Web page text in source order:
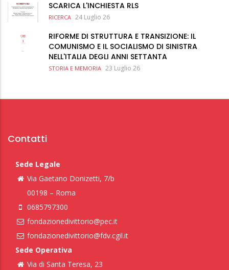
SCARICA L'INCHIESTA RLS
RICERCA 24 Luglio 26
RIFORME DI STRUTTURA E TRANSIZIONE: IL
COMUNISMO E IL SOCIALISMO DI SINISTRA
NELL'ITALIA DEGLI ANNI SETTANTA
STORIA E MEMORIA 23 Luglio 26
Contatti
Sede Legale
Via Gaetano Donizetti, 7/b
00198 – Roma
0685797300
fondazionedivittorio@pec.it
fondazionedivittorio@fdv.cgil.it
Sede Operativa
Via di Santa Teresa, 23